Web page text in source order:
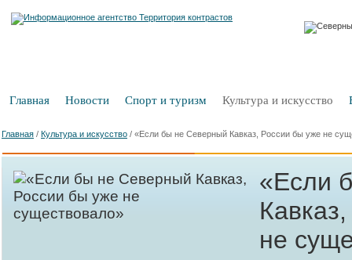
Главная Новости Спорт и туризм Культура и искусство
Главная / Культура и искусство / «Если бы не Северный Кавказ, России бы уже не
«Если
не